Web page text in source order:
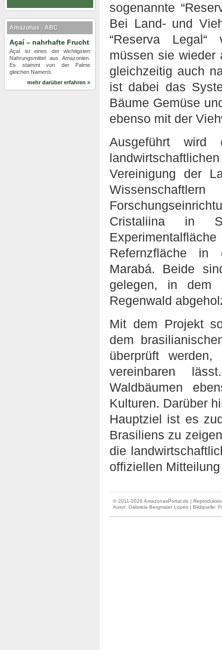
sogenannte
Bei Land- und
“Reserva Legal“
müssen sie wieder
gleichzeitig auch
ist dabei das
Bäume Gemüse
ebenso mit der
Ausgeführt
Vereinigung der
Cristaliina in
Refernzfläche in
Marabá. Beide
gelegen, in dem
Regenwald
Mit dem Projekt
dem
überprüft
vereinbaren
Waldbäumen
Kulturen. Darüber
Hauptziel ist es
Brasiliens zu
die
offiziellen
© 2011-2026 AmazonasPortal.de |
Autor: Gabriela Bergmaier Lopes | Bildquelle:
Amazonas - ABC
Açaí – nahrhafte Frucht
Açaí ist eines der wichtigsten
Nahrungsmittel aus Amazonien.
Es stammt von der Palme
gleichen Namens.
mehr darüber erfahren »